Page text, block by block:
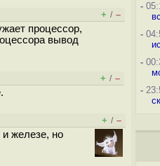
+ / –
процессор,
вывод
+ / –
+ / –
железе, но
-
-
-
-